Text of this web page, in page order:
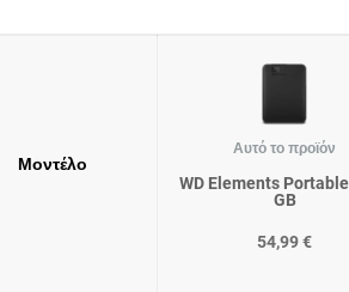
Μοντέλο
Αυτό το προϊόν
WD Elements
GB
54,99 €